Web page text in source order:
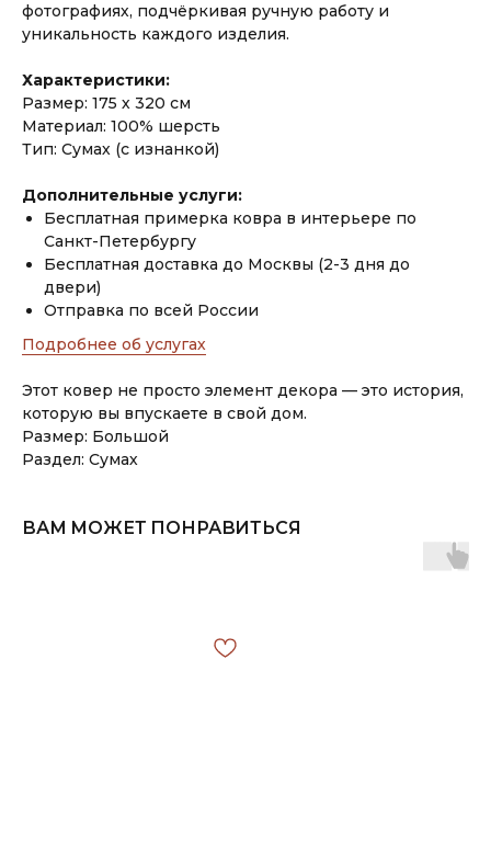
фотографиях, подчёркивая ручную работу и
уникальность каждого изделия.
Характеристики:
Размер: 175 х 320 см
Материал: 100% шерсть
Тип: Сумах (с изнанкой)
Дополнительные услуги:
Бесплатная примерка ковра в интерьере по
Санкт-Петербургу
Бесплатная доставка до Москвы (2-3 дня до
двери)
Отправка по всей России
Подробнее об услугах
Этот ковер не просто элемент декора — это история,
которую вы впускаете в свой дом.
Размер: Большой
Раздел: Сумах
ВАМ МОЖЕТ ПОНРАВИТЬСЯ